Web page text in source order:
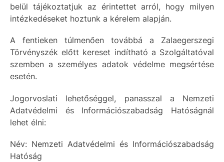
belül tájékoztatjuk az érintettet arról, hogy milyen
intézkedéseket hoztunk a kérelem alapján.
A fentieken túlmenően továbbá a Zalaegerszegi
Törvényszék előtt kereset indítható a Szolgáltatóval
szemben a személyes adatok védelme megsértése
esetén.
Jogorvoslati lehetőséggel, panasszal a Nemzeti
Adatvédelmi és Információszabadság Hatóságnál
lehet élni:
Név: Nemzeti Adatvédelmi és Információszabadság
Hatóság